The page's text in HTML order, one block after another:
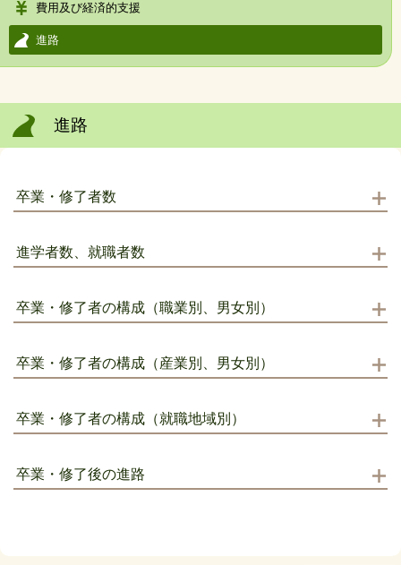
費用及び経済的支援
進路
進路
卒業・修了者数
進学者数、就職者数
卒業・修了者の構成（職業別、男女別）
卒業・修了者の構成（産業別、男女別）
卒業・修了者の構成（就職地域別）
卒業・修了後の進路